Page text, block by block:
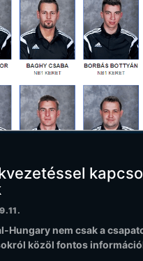
Hungary nem csak a
közöl fontos